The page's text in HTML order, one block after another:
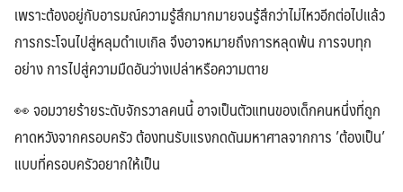
เพราะต้องอยู่กับอารมณ์ความรู้สึกมากมายจนรู้สึกว่าไม่ไหวอีกต่อไปแล้ว
การกระโจนไปสู่หลุมดำเบเกิล จึงอาจหมายถึงการหลุดพ้น การจบทุก
อย่าง การไปสู่ความมืดอันว่างเปล่าหรือความตาย
👀 จอมวายร้ายระดับจักรวาลคนนี้ อาจเป็นตัวแทนของเด็กคนหนึ่งที่ถูก
คาดหวังจากครอบครัว ต้องทนรับแรงกดดันมหาศาลจากการ ’ต้องเป็น’
แบบที่ครอบครัวอยากให้เป็น